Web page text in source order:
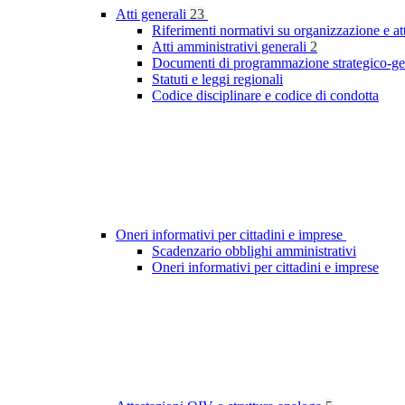
Atti generali 23
Riferimenti normativi su organizzazione e
Atti amministrativi generali 2
Documenti di programmazione strategico-
Statuti e leggi regionali
Codice disciplinare e codice di condotta
Oneri informativi per cittadini e imprese
Scadenzario obblighi amministrativi
Oneri informativi per cittadini e imprese